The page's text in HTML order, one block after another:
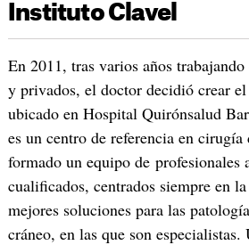
Instituto Clavel
En 2011, tras varios años
y privados, el doctor decidió crear
ubicado en Hospital Quirónsalud
es un centro de referencia en
formado un equipo de profesionales
cualificados, centrados siempre en
mejores soluciones para las
cráneo, en las que son